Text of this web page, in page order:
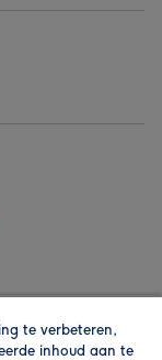
te verbeteren,
inhoud aan te